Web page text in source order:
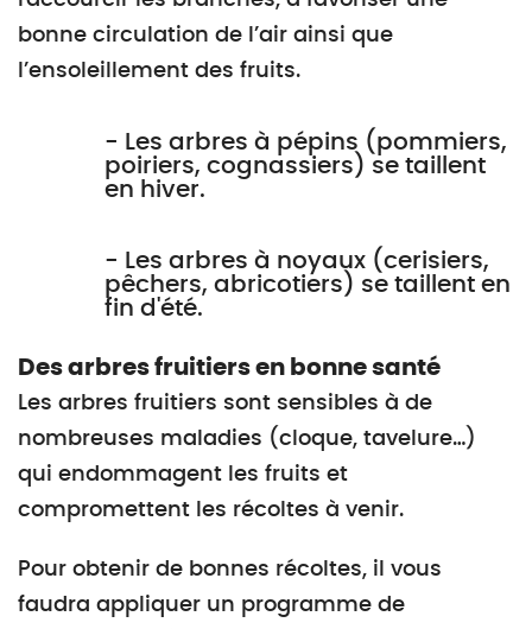
bonne circulation de l’air ainsi que
l’ensoleillement des fruits.
- Les arbres à pépins (pommiers,
poiriers, cognassiers) se taillent
en hiver.
- Les arbres à noyaux (cerisiers,
pêchers, abricotiers) se taillent en
fin d'été.
Des arbres fruitiers en bonne santé
Les arbres fruitiers sont sensibles à de
nombreuses maladies (cloque, tavelure…)
qui endommagent les fruits et
compromettent les récoltes à venir.
Pour obtenir de bonnes récoltes, il vous
faudra appliquer un programme de